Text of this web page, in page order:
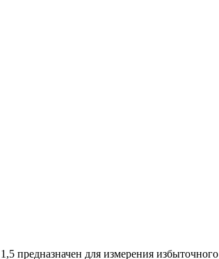
для измерения избыточного